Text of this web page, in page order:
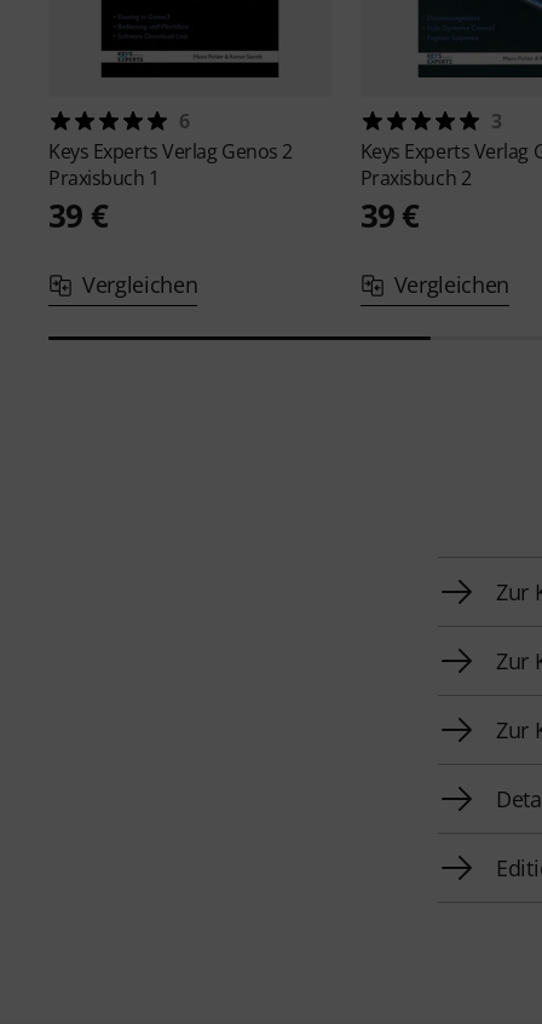
6
Keys Experts Verlag Genos 2
Praxisbuch 1
39 €
Vergleichen
3
Keys Experts Verlag
Praxisbuch 2
39 €
Vergleichen
Zur
Zur
Zur